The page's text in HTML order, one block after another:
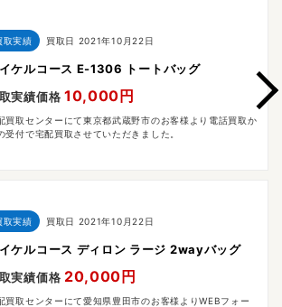
取実績 買取日 2021年10月22日
ケルコース E-1306 トートバッグ
実績価格 10,000円
買取センターにて東京都武蔵野市のお客様より電話買取か
受付で宅配買取させていただきました。
取実績 買取日 2021年10月22日
ケルコース ディロン ラージ 2wayバッグ
実績価格 20,000円
買取センターにて愛知県豊田市のお客様よりWEBフォー